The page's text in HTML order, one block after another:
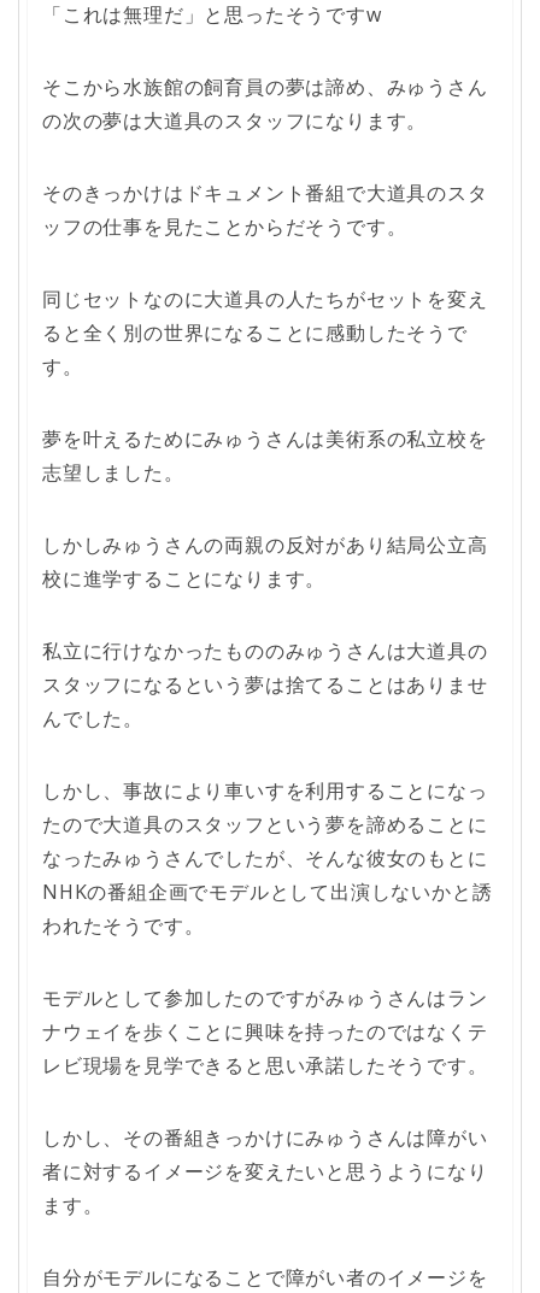
「これは無理だ」と思ったそうですw
そこから水族館の飼育員の夢は諦め、みゅうさん
の次の夢は大道具のスタッフになります。
そのきっかけはドキュメント番組で大道具のスタ
ッフの仕事を見たことからだそうです。
同じセットなのに大道具の人たちがセットを変え
ると全く別の世界になることに感動したそうで
す。
夢を叶えるためにみゅうさんは美術系の私立校を
志望しました。
しかしみゅうさんの両親の反対があり結局公立高
校に進学することになります。
私立に行けなかったもののみゅうさんは大道具の
スタッフになるという夢は捨てることはありませ
んでした。
しかし、事故により車いすを利用することになっ
たので大道具のスタッフという夢を諦めることに
なったみゅうさんでしたが、そんな彼女のもとに
NHKの番組企画でモデルとして出演しないかと誘
われたそうです。
モデルとして参加したのですがみゅうさんはラン
ナウェイを歩くことに興味を持ったのではなくテ
レビ現場を見学できると思い承諾したそうです。
しかし、その番組きっかけにみゅうさんは障がい
者に対するイメージを変えたいと思うようになり
ます。
自分がモデルになることで障がい者のイメージを